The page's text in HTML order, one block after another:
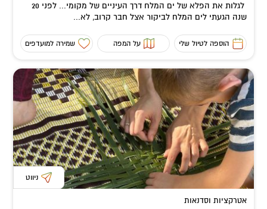
לגלות את הפלא של ים המלח דרך העיניים של מקומי... לפני 20
שנה הגעתי לים המלח לביקור אצל חבר קרוב, לא...
הוספה לטיול שלי על המפה שמירה למועדפים
ניווט
אטרקציות וסדנאות